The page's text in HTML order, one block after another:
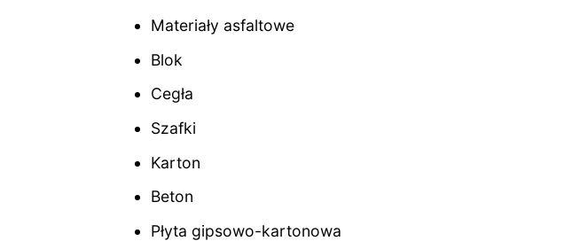
Materiały asfaltowe
Blok
Cegła
Szafki
Karton
Beton
Płyta gipsowo-kartonowa